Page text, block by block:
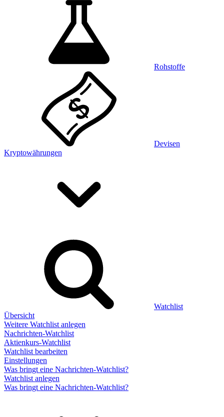
Rohstoffe
Devisen
Kryptowährungen
Watchlist
Übersicht
Weitere Watchlist anlegen
Nachrichten-Watchlist
Aktienkurs-Watchlist
Watchlist bearbeiten
Einstellungen
Was bringt eine Nachrichten-Watchlist?
Watchlist anlegen
Was bringt eine Nachrichten-Watchlist?